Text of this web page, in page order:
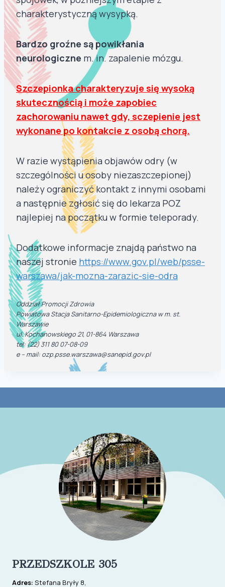
charakterystyczną wysypką.
Bardzo groźne są powikłania
neurologiczne m. in. zapalenie mózgu.
Szczepionka charakteryzuje się wysoką
skutecznością i może zapobiec
zachorowaniu nawet gdy, sczepienie jest
wykonane po kontakcie z osobą chorą.
W razie wystąpienia objawów odry (w
szczególności u osoby niezaszczepionej)
należy ograniczyć kontakt z innymi osobami
a następnie zgłosić się do lekarza POZ
najlepiej na początku w formie teleporady.
Dodatkowe informacje znajdą państwo na
naszej stronie https://www.gov.pl/web/psse-
warszawa/jak-mozna-zarazic-sie-odra
Oddział Promocji Zdrowia
Powiatowa Stacja Sanitarno-Epidemiologiczna w m. st.
Warszawie
ul. Kochanowskiego 21, 01-864 Warszawa
tel: (22) 311 80 07-08-09
e – mail: ozp.psse.warszawa@sanepid.gov.pl
PRZEDSZKOLE 305
Adres: Stefana Bryły 8,